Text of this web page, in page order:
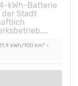
kWh-Batterie
der Stadt
kWh/100 km* •